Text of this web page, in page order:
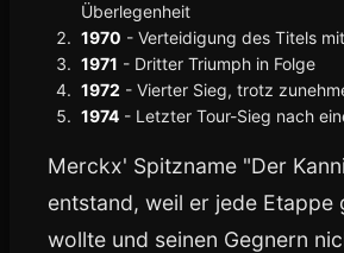
Überlegenheit
1970 - Verteidigung des Titels
1971 - Dritter Triumph in Folge
1972 - Vierter Sieg, trotz
1974 - Letzter Tour-Sieg nach
Merckx' Spitzname "Der
entstand, weil er jede Etappe
wollte und seinen Gegnern